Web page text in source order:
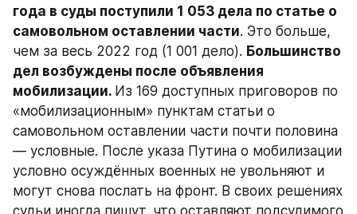
года в суды поступили 1 053 дела по статье о
самовольном оставлении части. Это больше,
чем за весь 2022 год (1 001 дело). Большинство
дел возбуждены после объявления
мобилизации. Из 169 доступных приговоров по
«мобилизационным» пунктам статьи о
самовольном оставлении части почти половина
— условные. После указа Путина о мобилизации
условно осуждённых военных не увольняют и
могут снова послать на фронт. В своих решениях
судьи иногда пишут, что оставляют подсудимого